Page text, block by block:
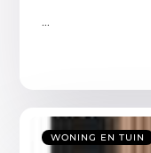
...
WONING EN TUIN